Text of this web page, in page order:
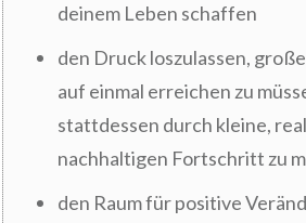
deinem Leben schaffen
den Druck loszulassen,
auf einmal erreichen zu
stattdessen durch kleine,
nachhaltigen Fortschritt zu
den Raum für positive